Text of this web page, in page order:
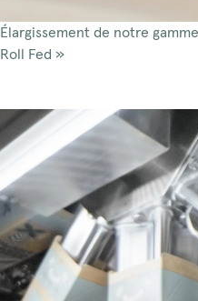
Élargissement de notre
Roll Fed »